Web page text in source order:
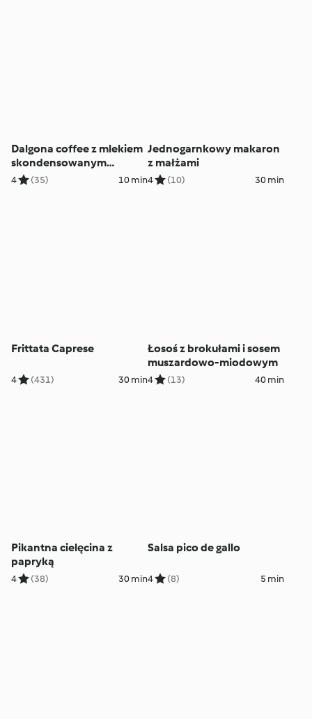
Dalgona coffee z mlekiem
skondensowanym
(mrożona kawa po
4 (35) 10 min
Jednogarnkowy makaron
z małżami
4 (10) 30 min
Frittata Caprese
4 (431) 30 min
Łosoś z brokułami i sosem
muszardowo-miodowym
4 (13) 40 min
Pikantna cielęcina z
papryką
4 (38) 30 min
Salsa pico de gallo
4 (8) 5 min